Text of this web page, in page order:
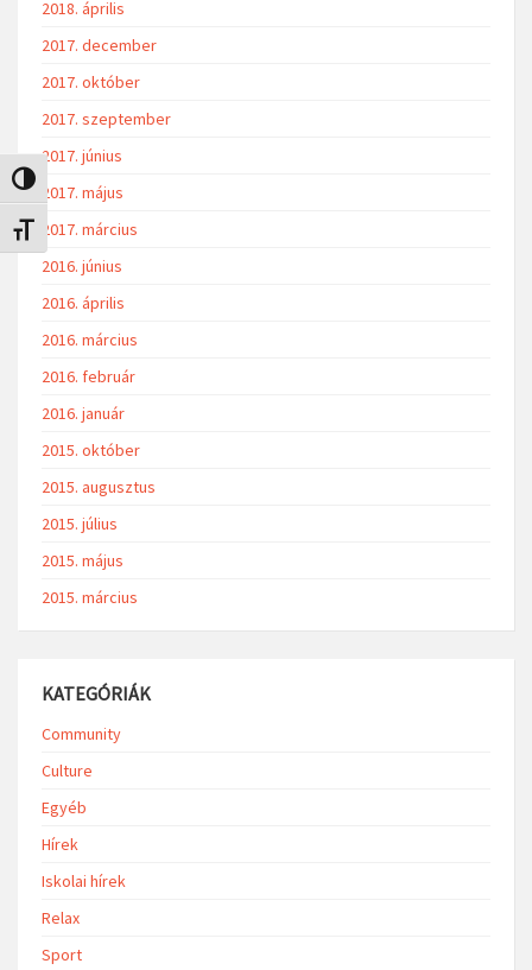
Nagy kontraszt váltása
Betűméret váltása
2018. április
2017. december
2017. október
2017. szeptember
2017. június
2017. május
2017. március
2016. június
2016. április
2016. március
2016. február
2016. január
2015. október
2015. augusztus
2015. július
2015. május
2015. március
KATEGÓRIÁK
Community
Culture
Egyéb
Hírek
Iskolai hírek
Relax
Sport